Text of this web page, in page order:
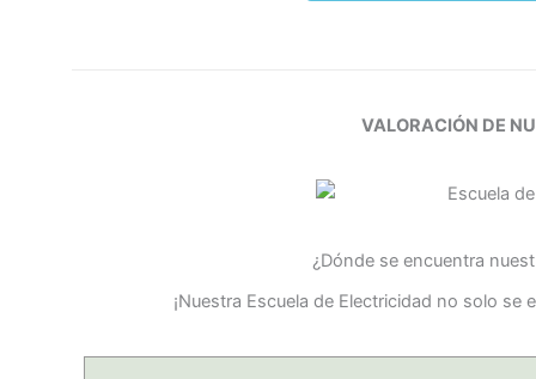
VALORACIÓN DE
¿Dónde se encuentra
¡Nuestra Escuela de Electricidad no solo